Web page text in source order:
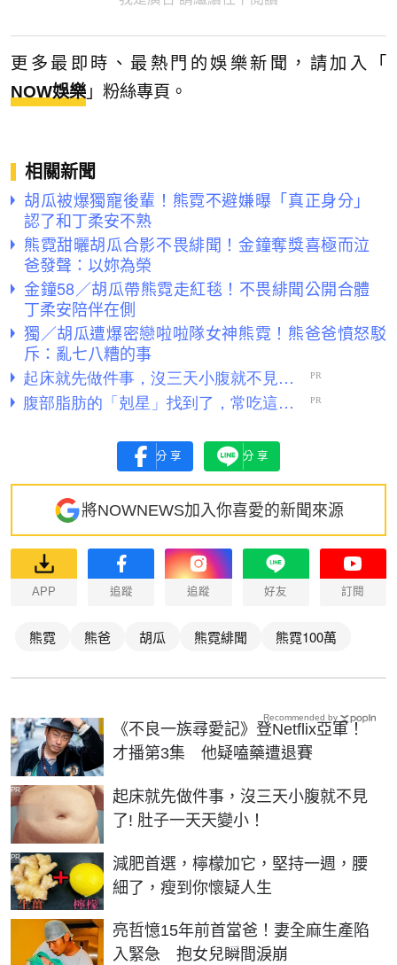
更多最即時、最熱門的娛樂新聞，請加入「
NOW娛樂 」粉絲專頁。
相關新聞
胡瓜被爆獨寵後輩！熊霓不避嫌曝「真正身分」
認了和丁柔安不熟
熊霓甜曬胡瓜合影不畏緋聞！金鐘奪獎喜極而泣
爸發聲：以妳為榮
金鐘58／胡瓜帶熊霓走紅毯！不畏緋聞公開合體
丁柔安陪伴在側
獨／胡瓜遭爆密戀啦啦隊女神熊霓！熊爸爸憤怒駁
斥：亂七八糟的事
分享 分享
將NOWNEWS加入你喜愛的新聞來源
APP 追蹤 追蹤 好友 訂閱
熊霓 熊爸 胡瓜 熊霓緋聞 熊霓100萬
《不良一族尋愛記》登Netflix亞軍！
才播第3集 他疑嗑藥遭退賽
起床就先做件事，沒三天小腹就不見
了! 肚子一天天變小！
PR
減肥首選，檸檬加它，堅持一週，腰
細了，瘦到你懷疑人生
PR
亮哲憶15年前首當爸！妻全麻生產陷
入緊急 抱女兒瞬間淚崩
Recommended by